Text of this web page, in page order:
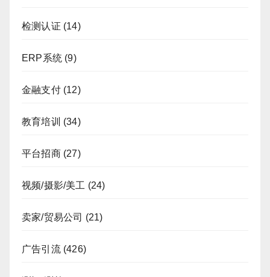
检测认证 (14)
ERP系统 (9)
金融支付(12)
教育培训 (34)
平台招商(27)
视频/摄影/美工 (24)
卖家/贸易公司 (21)
广告引流(426)